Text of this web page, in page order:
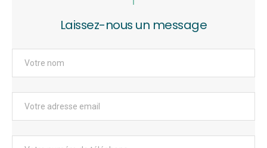
Laissez-nous un message